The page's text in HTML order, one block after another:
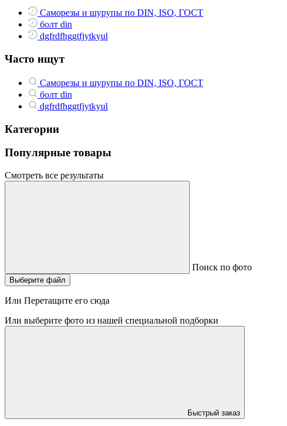
Саморезы и шурупы по DIN, ISO, ГОСТ
болт din
dgfrdfhggtfjytkyul
Часто ищут
Саморезы и шурупы по DIN, ISO, ГОСТ
болт din
dgfrdfhggtfjytkyul
Категории
Популярные товары
Смотреть все результаты
Поиск по фото
Выберите файл
Или Перетащите его сюда
Или выберите фото из нашей специальной подборки
Быстрый заказ